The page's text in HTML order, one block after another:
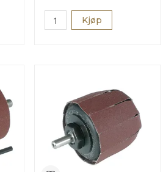
Kjøp